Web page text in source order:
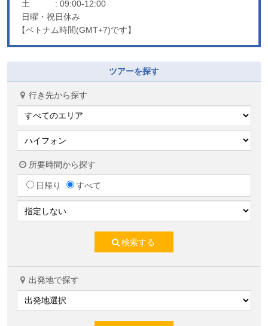
土
: 09:00-12:00
日曜・祝日休み
【ベトナム時間(GMT+7)です】
ツアーを探す
行き先から探す
所要時間から探す
日帰り すべて
検索する
出発地で探す